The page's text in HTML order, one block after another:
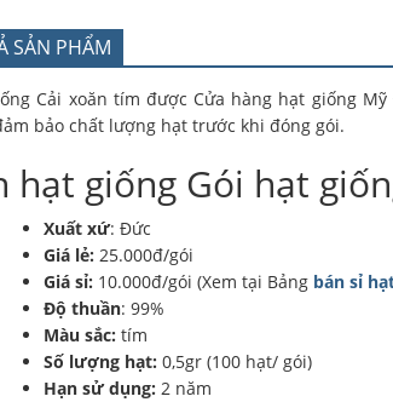
SẢN PHẨM
Cải xoăn tím được Cửa hàng hạt giống
bảo chất lượng hạt trước khi đóng gói.
hạt giống Gói hạt
Xuất xứ: Đức
Giá lẻ: 25.000đ/gói
Giá sỉ: 10.000đ/gói (Xem tại Bảng bán sỉ
Độ thuần: 99%
Màu sắc: tím
Số lượng hạt: 0,5gr (100 hạt/ gói)
Hạn sử dụng: 2 năm